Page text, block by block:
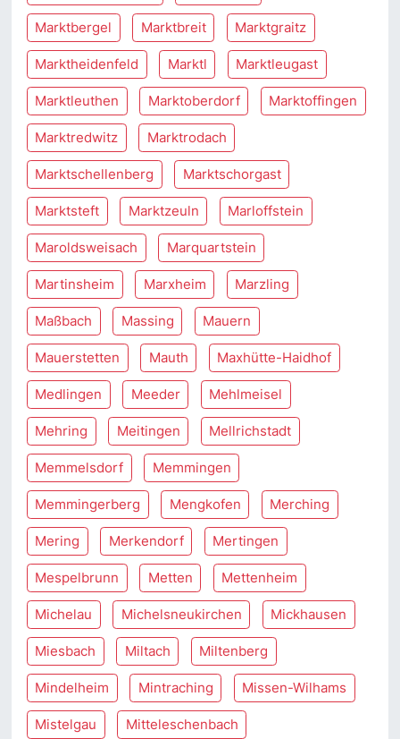
Marktbergel Marktbreit Marktgraitz
Marktheidenfeld Marktl Marktleugast
Marktleuthen Marktoberdorf Marktoffingen
Marktredwitz Marktrodach
Marktschellenberg Marktschorgast
Marktsteft Marktzeuln Marloffstein
Maroldsweisach Marquartstein
Martinsheim Marxheim Marzling
Maßbach Massing Mauern
Mauerstetten Mauth Maxhütte-Haidhof
Medlingen Meeder Mehlmeisel
Mehring Meitingen Mellrichstadt
Memmelsdorf Memmingen
Memmingerberg Mengkofen Merching
Mering Merkendorf Mertingen
Mespelbrunn Metten Mettenheim
Michelau Michelsneukirchen Mickhausen
Miesbach Miltach Miltenberg
Mindelheim Mintraching Missen-Wilhams
Mistelgau Mitteleschenbach